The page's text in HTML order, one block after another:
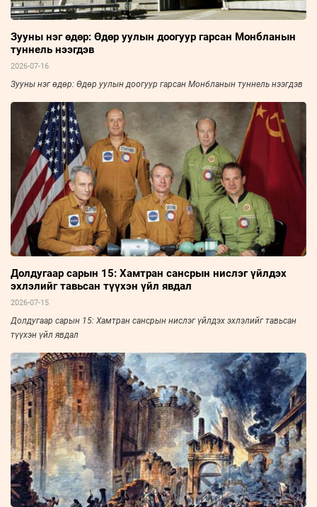
Зууны нэг өдөр: Өдөр уулын доогуур гарсан Монбланын
туннель нээгдэв
2026-07-16
Зууны нэг өдөр: Өдөр уулын доогуур гарсан Монбланын туннель нээгдэв
Долдугаар сарын 15: Хамтран сансрын нислэг үйлдэх
эхлэлийг тавьсан түүхэн үйл явдал
2026-07-15
Долдугаар сарын 15: Хамтран сансрын нислэг үйлдэх эхлэлийг тавьсан
түүхэн үйл явдал